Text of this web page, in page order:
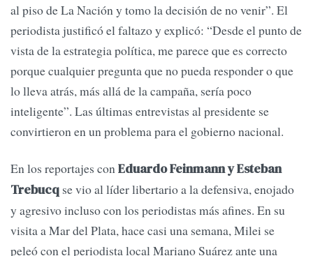
al piso de La Nación y tomo la decisión de no venir”. El
periodista justificó el faltazo y explicó: “Desde el punto de
vista de la estrategia política, me parece que es correcto
porque cualquier pregunta que no pueda responder o que
lo lleva atrás, más allá de la campaña, sería poco
inteligente”. Las últimas entrevistas al presidente se
convirtieron en un problema para el gobierno nacional.
En los reportajes conEduardo Feinmann y Esteban
Trebucq se vio al líder libertario a la defensiva, enojado
y agresivo incluso con los periodistas más afines. En su
visita a Mar del Plata, hace casi una semana, Milei se
peleó con el periodista local Mariano Suárez ante una